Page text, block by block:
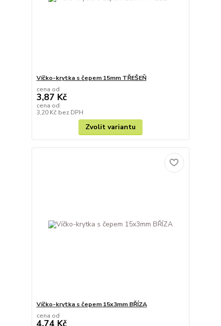
Víčko-krytka s čepem 15mm TŘEŠEŇ
cena od
3,87 Kč
cena od
3,20 Kč bez DPH
Zvolit variantu
Víčko-krytka s čepem 15x3mm BŘÍZA
cena od
4,74 Kč